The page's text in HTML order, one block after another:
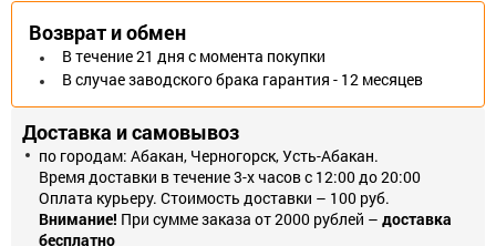
Возврат и обмен
В течение 21 дня с момента покупки
В случае заводского брака гарантия - 12 месяцев
Доставка и самовывоз
по городам: Абакан, Черногорск, Усть-Абакан.
Время доставки в течение 3-х часов с 12:00 до 20:00
Оплата курьеру. Стоимость доставки – 100 руб.
Внимание! При сумме заказа от 2000 рублей – доставка
бесплатно